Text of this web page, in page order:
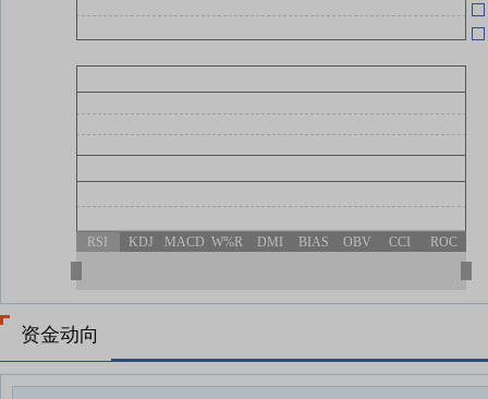
04-24
RSI KDJ MACD W%R DMI BIAS OBV CCI ROC
资金动向